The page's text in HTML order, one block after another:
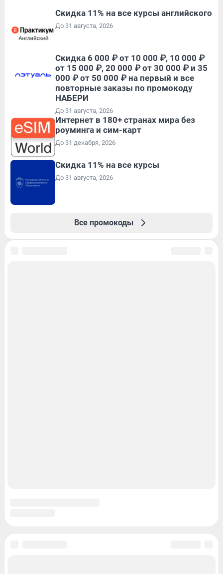
Скидка 11% на все курсы английского
До 31 августа, 2026
Скидка 6 000 ₽ от 10 000 ₽, 10 000 ₽
от 15 000 ₽, 20 000 ₽ от 30 000 ₽ и 35
000 ₽ от 50 000 ₽ на первый и все
повторные заказы по промокоду
НАБЕРИ
До 31 августа, 2026
Интернет в 180+ странах мира без
роуминга и сим-карт
До 31 декабря, 2026
Скидка 11% на все курсы
До 31 августа, 2026
Все промокоды